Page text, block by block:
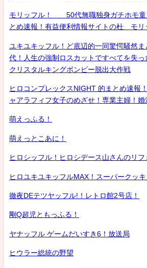
モリッフル！ 50代無職独身ガチホモ童
とめ速報！有益便利情報サイトの杜 モリ
ユキユキッフル！ど底辺的一同驚愕騒然
代！人生の強制ロスカットですべてを失
クリスタルキングボンビー脱出大作戦
ヒロコンプレックスNIGHT 的まとめ速報
ャアラフィフ女子のめざせ！専業主婦！婚
萌えっふる！
萌えっとこあに！
ヒロシッフル！ヒロシデース山さんのリフ
ヒロユキユキッフルMAX！スーパークッキ
徹夜DEテツヤッフル!！レトロ館2号店！
剛Q超児ともっふる！
ヤナッフル ゲームだいすき6！放送局
ヒウラー総統の野望